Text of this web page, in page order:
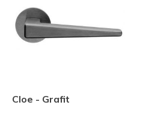
Cloe - Grafit